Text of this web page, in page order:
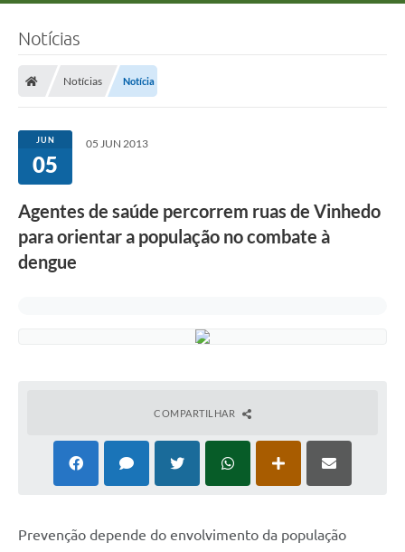
Licitações
Transparência
Concursos e Processos Seletivos
Inclusão e Acessibilidade
Defesa Civil
Convênios Terceiro Setor
Notícias
Notícias Notícia
JUN
05
05 JUN 2013
Agentes de saúde percorrem ruas de Vinhedo
para orientar a população no combate à
dengue
COMPARTILHAR
Prevenção depende do envolvimento da população